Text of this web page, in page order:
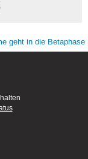
geht in die Betaphase